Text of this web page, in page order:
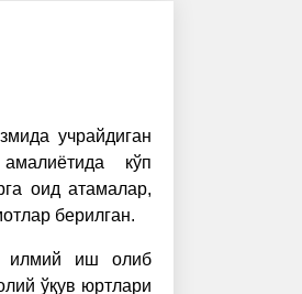
учрайдиган
кўп
оид атамалар,
берилган.
илмий иш олиб
ўқув юртлари